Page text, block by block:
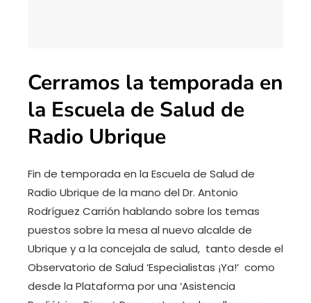
Cerramos la temporada en
la Escuela de Salud de
Radio Ubrique
Fin de temporada en la Escuela de Salud de
Radio Ubrique de la mano del Dr. Antonio
Rodríguez Carrión hablando sobre los temas
puestos sobre la mesa al nuevo alcalde de
Ubrique y a la concejala de salud, tanto desde el
Observatorio de Salud ‘Especialistas ¡Ya!’ como
desde la Plataforma por una ‘Asistencia